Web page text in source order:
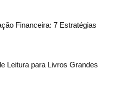
Financeira: 7 Estratégias
Leitura para Livros Grandes